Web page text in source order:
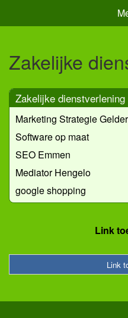
Zakelijke
Zakelijke dienstverlening
Marketing Strategie
Software op maat
SEO Emmen
Mediator Hengelo
google shopping
Link
Link